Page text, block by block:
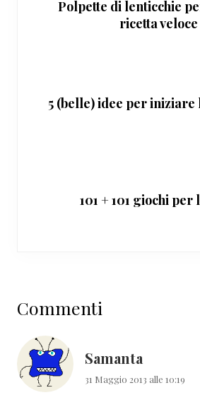
Polpette di lenticchie
ricetta veloce
5 (belle) idee per iniziare
101 + 101 giochi per
del
lettore
Commenti
Samanta
31 Maggio 2013 alle 10:19